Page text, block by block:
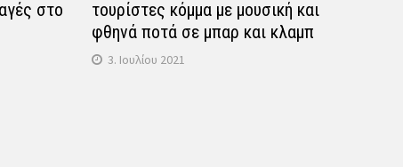
στο
τουρίστες κόμμα με μουσική και
φθηνά ποτά σε μπαρ και κλαμπ
3. Ιουλίου 2021